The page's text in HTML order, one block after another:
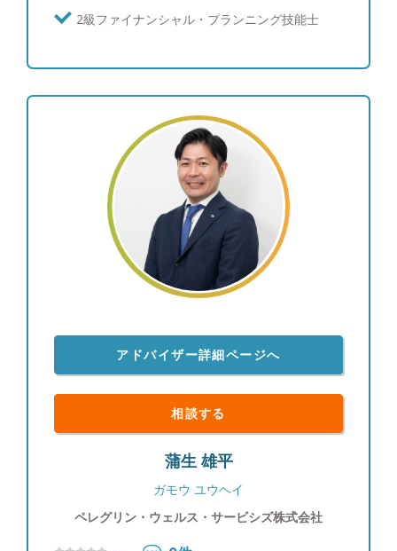
達成に向けて全力でサポートさせていただきます。
資産運用やライフプランにおける目標はお客様によ
自分の代で減らさずに次の世代に引き継ぎたいとい
った世代を超えた長期間の目標から、数年後のマイ
カー買い替え資金を確保したいといった短期間の目
標までといった具合にその思いは多岐にわたりま
す。まずはお客様とのお打ち合わせの中でしっかり
と目標を共有させていただき、その目標達成に向け
てのライフプランの作成や見直し、運用計画におけ
る資産の配分、定期的な状況チェックや資産配分の
見直し、日々の情報提供までしっかりサポートさせ
ていただきます。資産関係全般なんでも大丈夫で
す。何かお悩みの方はぜひ一度ご相談ください。 ●
プライベートについて ・大阪府出身 ・料理するこ
ピが紹介されているので、一つずつ参考にしながら
手作りし、徐々に作れる品数も増え、上達している
と実感しております。自分で作った料理と一緒に美
味しいお酒を飲むのが至福の時間です。プライベー
トでは今年結婚したので、妻においしいと言っても
らえることが最初の目標です。 また旅行すること
も大好きなので、コロナ禍以降遠出をする機会がな
府県制覇を再開したいと思っております。お客様と
の面談時には、手料理のお話やお客様自身が思い出
に残っている旅行先の情報を教えていただければ嬉
2級ファイナンシャル・プランニング技能士
アドバイザー詳細ページへ
相談する
蒲生 雄平
ガモウ ユウヘイ
ペレグリン・ウェルス・サービシズ株式会社